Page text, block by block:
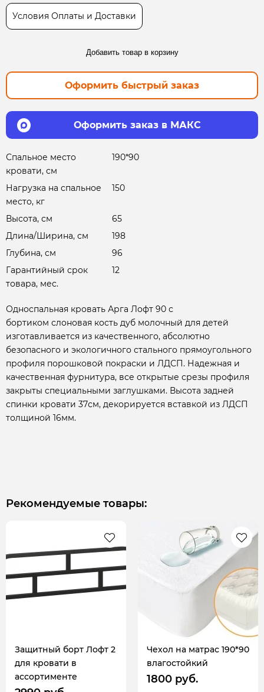
Условия Оплаты и Доставки
Добавить товар в корзину
Оформить быстрый заказ
Оформить заказ в МАКС
Спальное место
кровати, см
190*90
Нагрузка на спальное
место, кг
150
Высота, см
65
Длина/Ширина, см
198
Глубина, см
96
Гарантийный срок
товара, мес.
12
Односпальная кровать Арга Лофт 90 с
бортиком слоновая кость дуб молочный для детей
изготавливается из качественного, абсолютно
безопасного и экологичного стального прямоугольного
профиля порошковой покраски и ЛДСП. Надежная и
качественная фурнитура, все открытые срезы профиля
закрыты специальными заглушками. Высота задней
спинки кровати 37см, декорируется вставкой из ЛДСП
толщиной 16мм.
Рекомендуемые товары:
Защитный борт Лофт 2
для кровати в
ассортименте
Чехол на матрас 190*90
влагостойкий
1800 руб.